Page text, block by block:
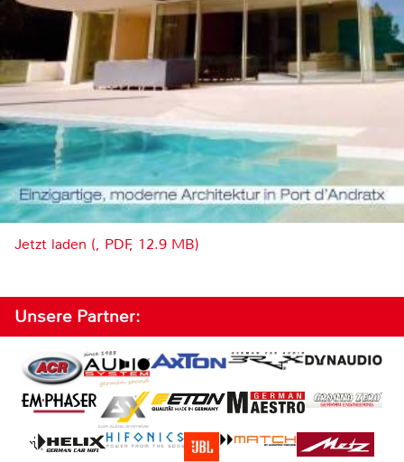
Jetzt laden (, PDF, 12.9 MB)
Unsere Partner: